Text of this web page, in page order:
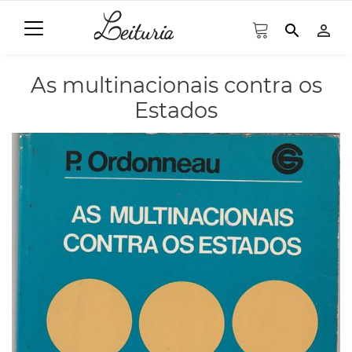
search person_outline
As multinacionais contra os
Estados